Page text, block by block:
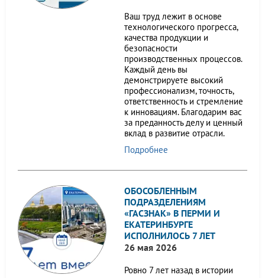
Ваш труд лежит в основе
технологического прогресса,
качества продукции и
безопасности
производственных процессов.
Каждый день вы
демонстрируете высокий
профессионализм, точность,
ответственность и стремление
к инновациям. Благодарим вас
за преданность делу и ценный
вклад в развитие отрасли.
Подробнее
ОБОСОБЛЕННЫМ
ПОДРАЗДЕЛЕНИЯМ
«ГАСЗНАК» В ПЕРМИ И
ЕКАТЕРИНБУРГЕ
ИСПОЛНИЛОСЬ 7 ЛЕТ
26 мая 2026
Ровно 7 лет назад в истории